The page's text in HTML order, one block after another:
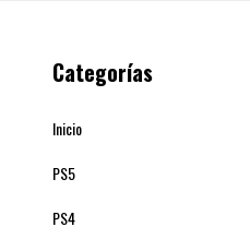
Categorías
Inicio
PS5
PS4